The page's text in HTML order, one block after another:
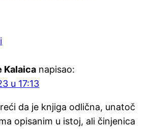
Kalaica napisao:
u 17:13
da je knjiga odlična, unatoč
opisanim u istoj, ali činjenica